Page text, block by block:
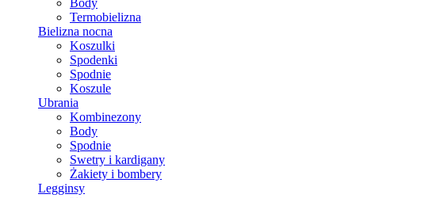
Body
Termobielizna
Bielizna nocna
Koszulki
Spodenki
Spodnie
Koszule
Ubrania
Kombinezony
Body
Spodnie
Swetry i kardigany
Żakiety i bombery
Legginsy